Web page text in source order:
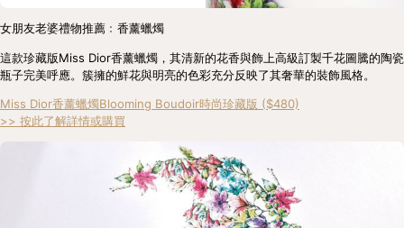
女朋友老婆禮物推薦﹕香薰蠟燭
這款珍藏版Miss Dior香薰蠟燭，其清新的花香與飾上高級訂製千花圖騰的陶瓷
瓶子完美呼應。簇擁的鮮花與明亮的色彩充分反映了其奢華的裝飾風格。
Miss Dior香薰蠟燭Blooming Boudoir時尚珍藏版 ($480)
>> 按此了解詳情或購買